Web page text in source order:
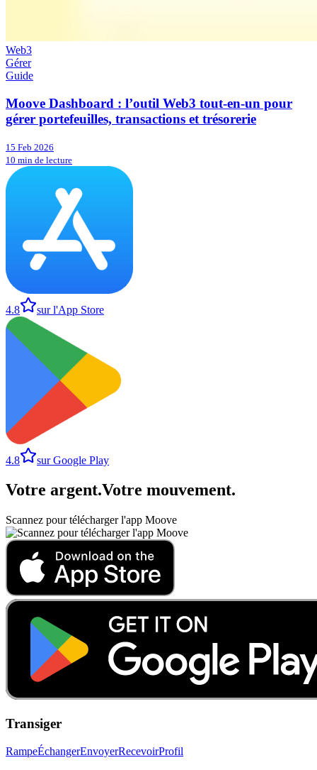
Web3
Gérer
Guide
Moove Dashboard : l’outil Web3 tout-en-un pour
gérer portefeuilles, transactions et trésorerie
15 Feb 2026
10 min de lecture
4.8 sur l'App Store
4.8 sur Google Play
Votre argent.Votre mouvement.
Scannez pour télécharger l'app Moove
Transiger
RampeÉchangerEnvoyerRecevoirProfil